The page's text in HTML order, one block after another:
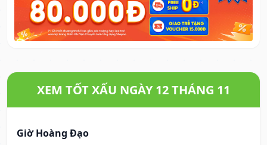
XEM TỐT XẤU NGÀY 12 THÁNG 11
Giờ Hoàng Đạo